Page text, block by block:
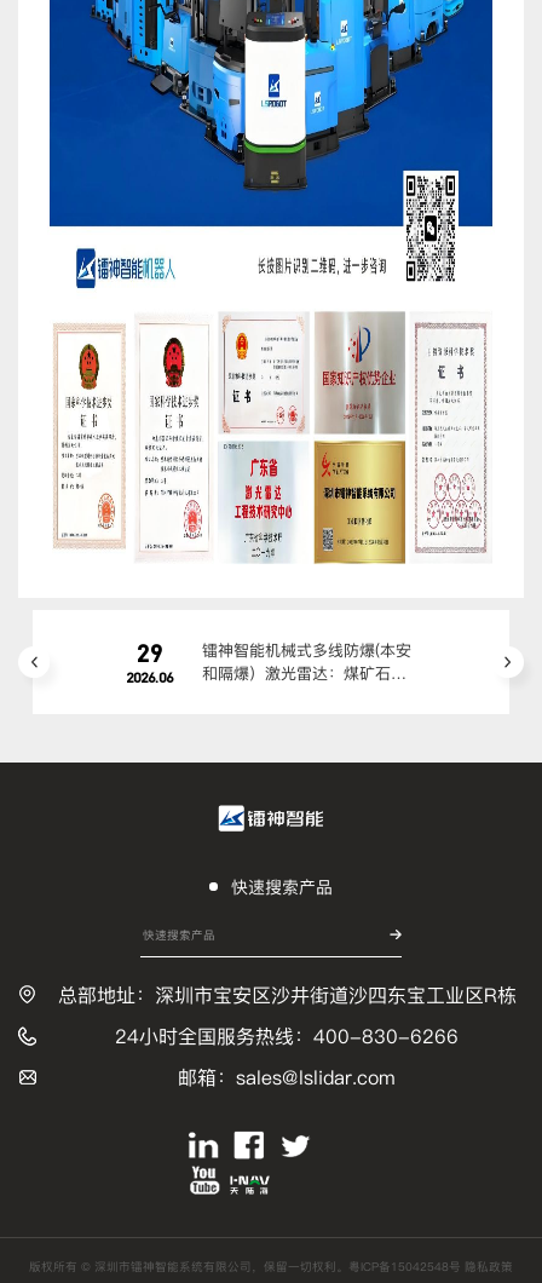
29
2026.06
镭神智能机械式多线防爆(本安
和隔爆）激光雷达：煤矿石油
快速搜索产品
总部地址：深圳市宝安区沙井街道沙四东宝工业区R栋
24小时全国服务热线：400-830-6266
邮箱：sales@lslidar.com
版权所有 © 深圳市镭神智能系统有限公司，保留一切权利。粤ICP备15042548号 隐私政策